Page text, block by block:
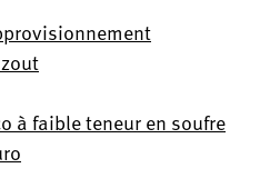
à faible teneur en soufre